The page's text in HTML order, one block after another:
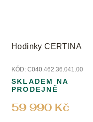
Hodinky CERTINA
KÓD: C040.462.36.041.00
59 990 Kč
SKLADEM NA
PRODEJNĚ